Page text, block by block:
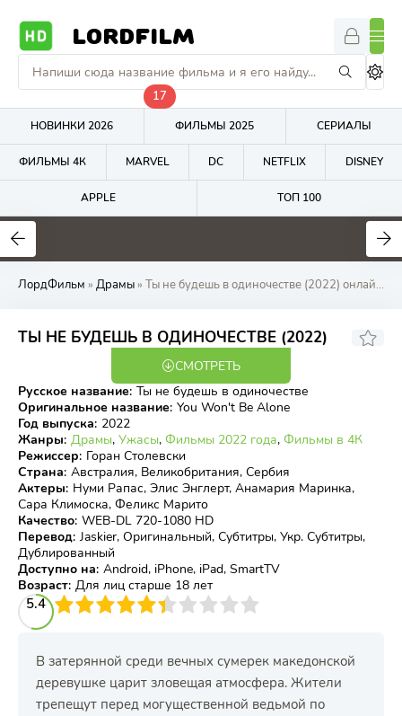
LORDFILM
НОВИНКИ 2026
17
ФИЛЬМЫ 2025 СЕРИАЛЫ
ФИЛЬМЫ 4К MARVEL DC NETFLIX DISNEY
APPLE ТОП 100
0
ЛордФильм » Драмы» Ты не будешь в одиночестве (2022) онлайн бесплатно на LordFilm
ТЫ НЕ БУДЕШЬ В ОДИНОЧЕСТВЕ (2022)
6.24 6.4
СМОТРЕТЬ
Русское название: Ты не будешь в одиночестве
Оригинальное название: You Won't Be Alone
Год выпуска: 2022
Жанры: Драмы, Ужасы, Фильмы 2022 года, Фильмы в 4К
Режиссер: Горан Столевски
Страна: Австралия, Великобритания, Сербия
Актеры: Нуми Рапас, Элис Энглерт, Анамария Маринка,
Сара Климоска, Феликс Марито
Качество: WEB-DL 720-1080 HD
Перевод: Jaskier, Оригинальный, Субтитры, Укр. Субтитры,
Дублированный
Доступно на: Android, iPhone, iPad, SmartTV
Возраст: Для лиц старше 18 лет
5.4
4 5 6 7 8 9 10
В затерянной среди вечных сумерек македонской
деревушке царит зловещая атмосфера. Жители
трепещут перед могущественной ведьмой по